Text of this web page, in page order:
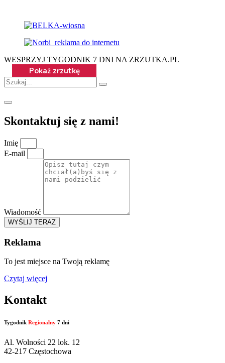
WESPRZYJ TYGODNIK 7 DNI NA ZRZUTKA.PL
Skontaktuj się z nami!
Imię
E-mail
Wiadomość
WYŚLIJ TERAZ
Reklama
To jest miejsce na Twoją reklamę
Czytaj więcej
Kontakt
Tygodnik Regionalny 7 dni
Al. Wolności 22 lok. 12
42-217 Częstochowa